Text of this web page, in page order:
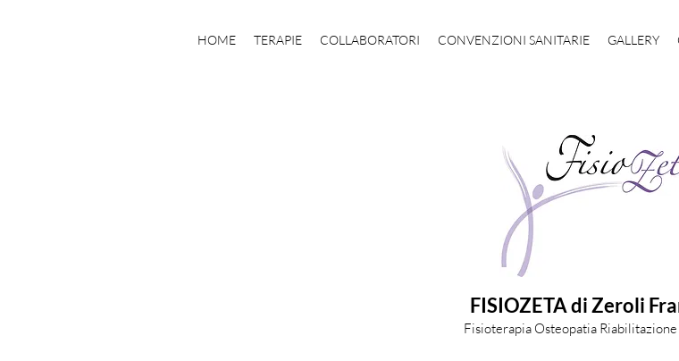
HOME TERAPIE COLLABORATORI CONVENZIONI SANITARIE GALLERY
FISIOZETA di Zeroli
Fisioterapia Osteopatia